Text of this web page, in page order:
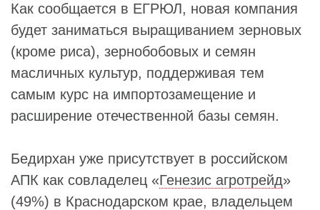
Как сообщается в ЕГРЮЛ, новая компания
будет заниматься выращиванием зерновых
(кроме риса), зернобобовых и семян
масличных культур, поддерживая тем
самым курс на импортозамещение и
расширение отечественной базы семян.
Бедирхан уже присутствует в российском
АПК как совладелец «Генезис агротрейд»
(49%) в Краснодарском крае, владельцем